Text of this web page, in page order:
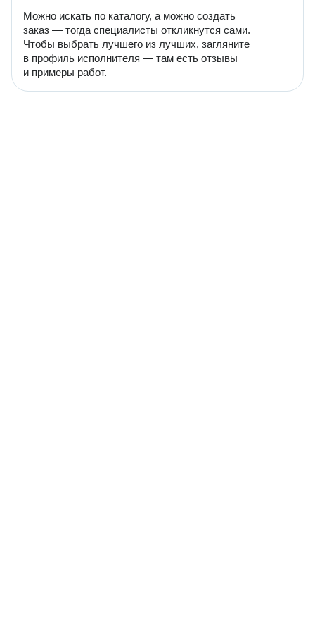
Можно искать по каталогу, а можно создать
заказ — тогда специалисты откликнутся сами.
Чтобы выбрать лучшего из лучших, загляните
в профиль исполнителя — там есть отзывы
и примеры работ.